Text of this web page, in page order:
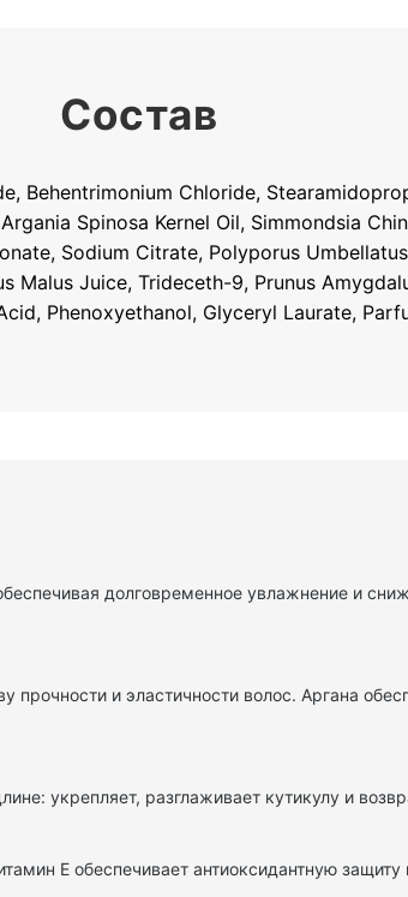
Состав
Behentrimonium Chloride,
Spinosa Kernel Oil, Simmondsia
Sodium Citrate, Polyporus
Malus Juice, Trideceth-9, Prunus
Phenoxyethanol, Glyceryl Laurate,
долговременное увлажнение и
и эластичности волос. Аргана
укрепляет, разглаживает кутикулу и
E обеспечивает антиоксидантную